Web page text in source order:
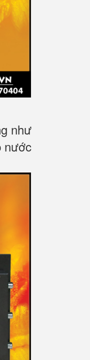
như
nước